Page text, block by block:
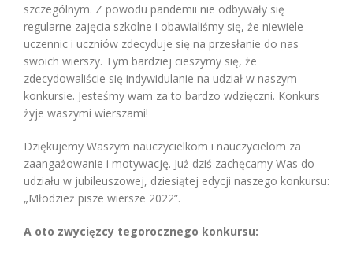
szczególnym. Z powodu pandemii nie odbywały się
regularne zajęcia szkolne i obawialiśmy się, że niewiele
uczennic i uczniów zdecyduje się na przesłanie do nas
swoich wierszy. Tym bardziej cieszymy się, że
zdecydowaliście się indywidulanie na udział w naszym
konkursie. Jesteśmy wam za to bardzo wdzięczni. Konkurs
żyje waszymi wierszami!
Dziękujemy Waszym nauczycielkom i nauczycielom za
zaangażowanie i motywację. Już dziś zachęcamy Was do
udziału w jubileuszowej, dziesiątej edycji naszego konkursu:
„Młodzież pisze wiersze 2022”.
A oto zwycięzcy tegorocznego konkursu: